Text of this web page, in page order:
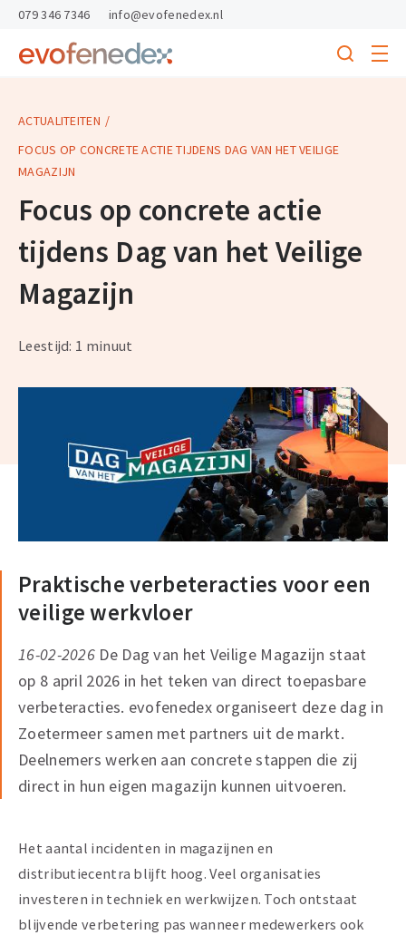
skipToContent
skipToFooter
Return
homepage
Search
menu
079 346 7346 info@evofenedex.nl
ACTUALITEITEN
FOCUS OP CONCRETE ACTIE TIJDENS DAG VAN HET VEILIGE
MAGAZIJN
Focus op concrete actie
tijdens Dag van het Veilige
Magazijn
Leestijd: 1 minuut
Praktische verbeteracties voor een
veilige werkvloer
16-02-2026 De Dag van het Veilige Magazijn staat
op 8 april 2026 in het teken van direct toepasbare
verbeteracties. evofenedex organiseert deze dag in
Zoetermeer samen met partners uit de markt.
Deelnemers werken aan concrete stappen die zij
direct in hun eigen magazijn kunnen uitvoeren.
Het aantal incidenten in magazijnen en
distributiecentra blijft hoog. Veel organisaties
investeren in techniek en werkwijzen. Toch ontstaat
blijvende verbetering pas wanneer medewerkers ook